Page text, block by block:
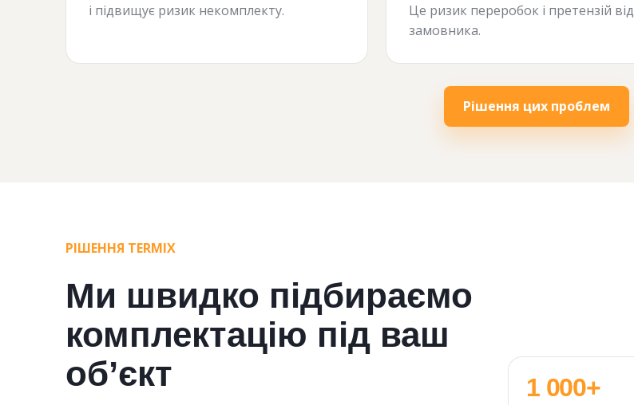
і підвищує ризик некомплекту.
Це ризик переробок і претензій від
замовника.
Рішення цих проблем
РІШЕННЯ TERMIX
Ми швидко підбираємо
комплектацію під ваш
об’єкт
1 000+